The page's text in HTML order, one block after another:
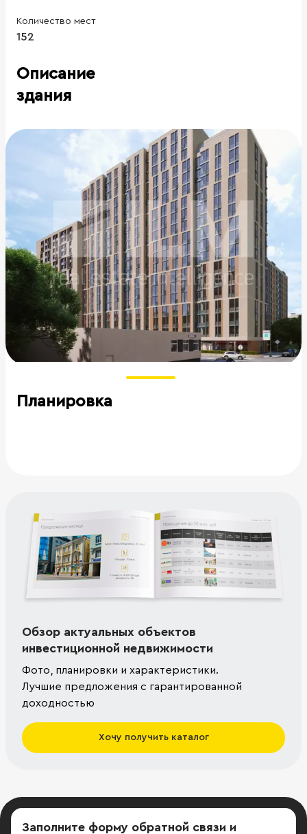
Количество мест
152
Описание
здания
Планировка
Обзор актуальных объектов
инвестиционной недвижимости
Фото, планировки и характеристики.
Лучшие предложения с гарантированной
доходностью
Хочу получить каталог
Заполните форму обратной связи и